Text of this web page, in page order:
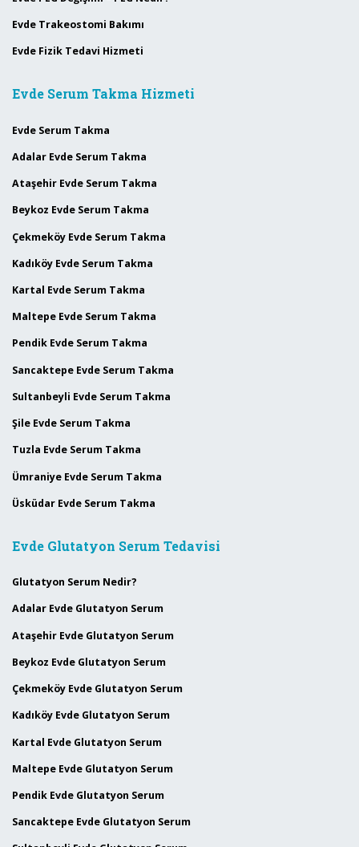
Evde Trakeostomi Bakımı
Evde Fizik Tedavi Hizmeti
Evde Serum Takma Hizmeti
Evde Serum Takma
Adalar Evde Serum Takma
Ataşehir Evde Serum Takma
Beykoz Evde Serum Takma
Çekmeköy Evde Serum Takma
Kadıköy Evde Serum Takma
Kartal Evde Serum Takma
Maltepe Evde Serum Takma
Pendik Evde Serum Takma
Sancaktepe Evde Serum Takma
Sultanbeyli Evde Serum Takma
Şile Evde Serum Takma
Tuzla Evde Serum Takma
Ümraniye Evde Serum Takma
Üsküdar Evde Serum Takma
Evde Glutatyon Serum Tedavisi
Glutatyon Serum Nedir?
Adalar Evde Glutatyon Serum
Ataşehir Evde Glutatyon Serum
Beykoz Evde Glutatyon Serum
Çekmeköy Evde Glutatyon Serum
Kadıköy Evde Glutatyon Serum
Kartal Evde Glutatyon Serum
Maltepe Evde Glutatyon Serum
Pendik Evde Glutatyon Serum
Sancaktepe Evde Glutatyon Serum